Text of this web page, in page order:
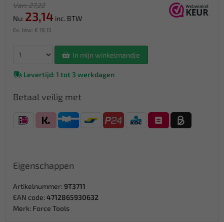
Van: 27,22
Nu: 23,14 inc. BTW
Ex. btw: € 19,13
In mijn winkelmandje
Levertijd: 1 tot 3 werkdagen
Betaal veilig met
Eigenschappen
Artikelnummer: 9T3711
EAN code: 4712865930632
Merk: Force Tools